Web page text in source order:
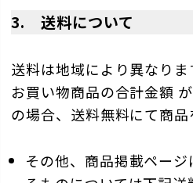
3.送料について
送料は地域により異なりま
お買い物商品の合計金額
の場合、送料無料にて商品
その他、商品掲載ペー